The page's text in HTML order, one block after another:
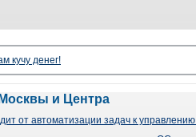
кучу денег!
и Центра
от автоматизации задач к